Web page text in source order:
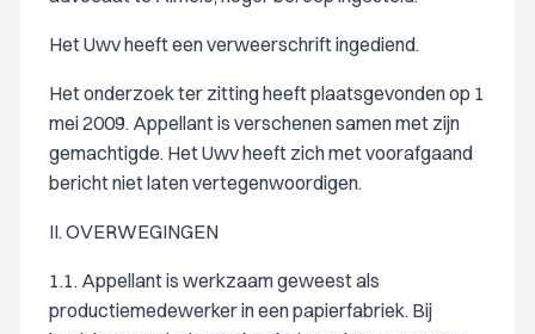
Het Uwv heeft een verweerschrift ingediend.
Het onderzoek ter zitting heeft plaatsgevonden op 1
mei 2009. Appellant is verschenen samen met zijn
gemachtigde. Het Uwv heeft zich met voorafgaand
bericht niet laten vertegenwoordigen.
II. OVERWEGINGEN
1.1. Appellant is werkzaam geweest als
productiemedewerker in een papierfabriek. Bij